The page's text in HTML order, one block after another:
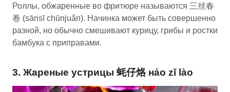
Роллы, обжаренные во фритюре называются 三丝春
卷 (sānsī chūnjuǎn). Начинка может быть совершенно
разной, но обычно смешивают курицу, грибы и ростки
бамбука с приправами.
3. Жареные устрицы 蚝仔烙 нáo zǐ lào